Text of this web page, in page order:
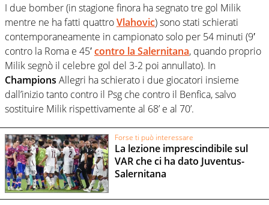
I due bomber (in stagione finora ha segnato tre gol Milik
mentre ne ha fatti quattroVlahovic) sono stati schierati
contemporaneamente in campionato solo per 54 minuti (9′
contro la Roma e 45′contro la Salernitana, quando proprio
Milik segnò il celebre gol del 3-2 poi annullato). In
Champions Allegri ha schierato i due giocatori insieme
dall’inizio tanto contro il Psg che contro il Benfica, salvo
sostituire Milik rispettivamente al 68’ e al 70’.
Forse ti può interessare
La lezione imprescindibile sul
VAR che ci ha dato Juventus-
Salernitana